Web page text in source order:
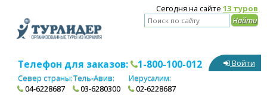
Сегодня на сайте 13 туров
Телефон для заказов: 1-800-100-012
Север страны:
04-6228687
Тель-Авив:
03-6280300
Иерусалим:
02-6228687
Войти